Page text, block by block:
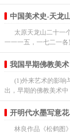
中国美术史-天龙
太原天龙山二十一
一一一五，一七二一各
我国早期佛教美术
(1)外来艺术的影响
出，早期的佛教美术中
开明代水墨写意
林良作品《松鹤图